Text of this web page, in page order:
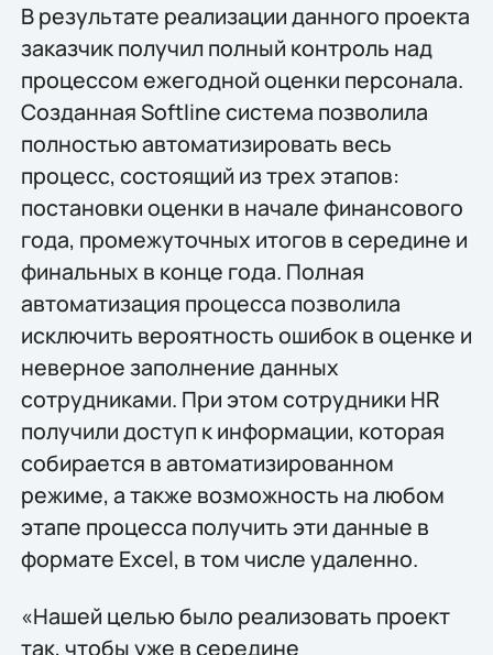
В результате реализации данного проекта
заказчик получил полный контроль над
процессом ежегодной оценки персонала.
Созданная Softline система позволила
полностью автоматизировать весь
процесс, состоящий из трех этапов:
постановки оценки в начале финансового
года, промежуточных итогов в середине и
финальных в конце года. Полная
автоматизация процесса позволила
исключить вероятность ошибок в оценке и
неверное заполнение данных
сотрудниками. При этом сотрудники HR
получили доступ к информации, которая
собирается в автоматизированном
режиме, а также возможность на любом
этапе процесса получить эти данные в
формате Excel, в том числе удаленно.
«Нашей целью было реализовать проект
так, чтобы уже в середине